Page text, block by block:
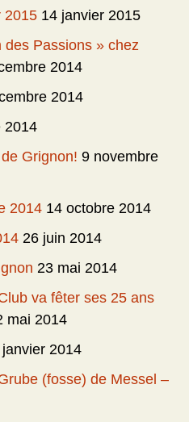
2015 14 janvier 2015
des Passions » chez
2014
2014
2014
Grignon! 9 novembre
2014 14 octobre 2014
26 juin 2014
23 mai 2014
va fêter ses 25 ans
mai 2014
janvier 2014
(fosse) de Messel –